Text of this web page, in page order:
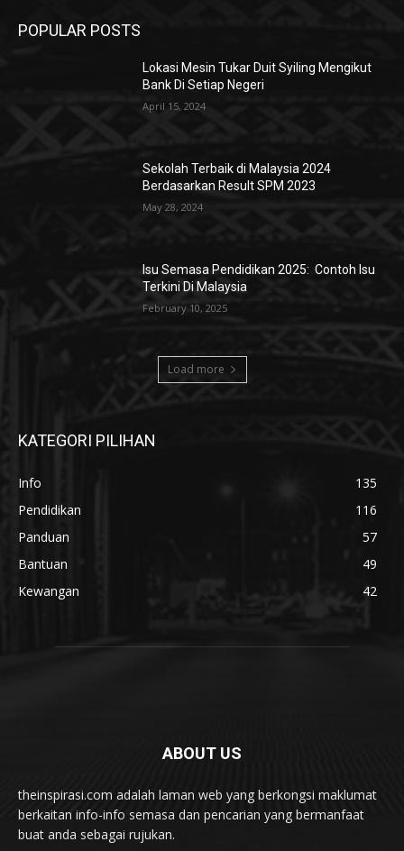
POPULAR POSTS
Lokasi Mesin Tukar Duit Syiling Mengikut
Bank Di Setiap Negeri
April 15, 2024
Sekolah Terbaik di Malaysia 2024
Berdasarkan Result SPM 2023
May 28, 2024
Isu Semasa Pendidikan 2025: Contoh Isu
Terkini Di Malaysia
February 10, 2025
Load more
KATEGORI PILIHAN
Info
135
Pendidikan
116
Panduan
57
Bantuan
49
Kewangan
42
ABOUT US
theinspirasi.com adalah laman web yang berkongsi maklumat
berkaitan info-info semasa dan pencarian yang bermanfaat
buat anda sebagai rujukan.